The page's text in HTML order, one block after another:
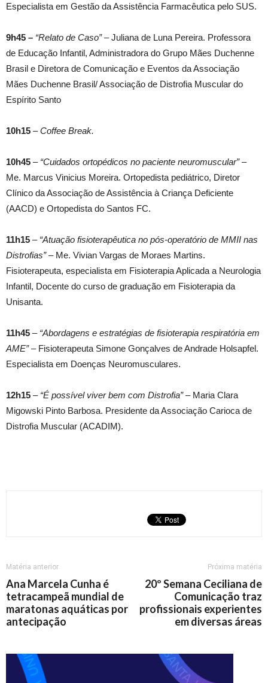
Especialista em Gestão da Assistência Farmacêutica pelo SUS.
9h45 – “Relato de Caso” –Juliana de Luna Pereira. Professora
de Educação Infantil, Administradora do Grupo Mães Duchenne
Brasil e Diretora de Comunicação e Eventos da Associação
Mães Duchenne Brasil/ Associação de Distrofia Muscular do
Espírito Santo
10h15 –Coffee Break.
10h45 – “Cuidados ortopédicos no paciente neuromuscular”–
Me. Marcus Vinicius Moreira. Ortopedista pediátrico, Diretor
Clínico da Associação de Assistência à Criança Deficiente
(AACD) e Ortopedista do Santos FC.
11h15 – “Atuação fisioterapêutica no pós-operatório de MMII nas
Distrofias”– Me. Vivian Vargas de Moraes Martins.
Fisioterapeuta, especialista em Fisioterapia Aplicada a Neurologia
Infantil, Docente do curso de graduação em Fisioterapia da
Unisanta.
11h45 – “Abordagens e estratégias de fisioterapia respiratória em
AME”– Fisioterapeuta Simone Gonçalves de Andrade Holsapfel.
Especialista em Doenças Neuromusculares.
12h15 – “É possível viver bem com Distrofia” –Maria Clara
Migowski Pinto Barbosa. Presidente da Associação Carioca de
Distrofia Muscular (ACADIM).
Matéria anterior
Ana Marcela Cunha é
tetracampeã mundial de
maratonas aquáticas por
antecipação
Próxima matéria
20º Semana Ceciliana de
Comunicação traz
profissionais experientes
em diversas áreas